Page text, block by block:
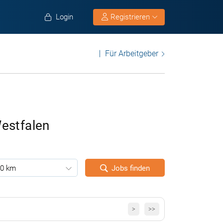
Login Registrieren
Für Arbeitgeber
km Jobs finden
>>
>